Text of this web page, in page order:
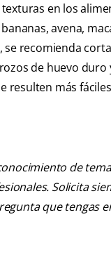
en los
avena,
recomienda
de huevo
más
de
Solicita
que tengas